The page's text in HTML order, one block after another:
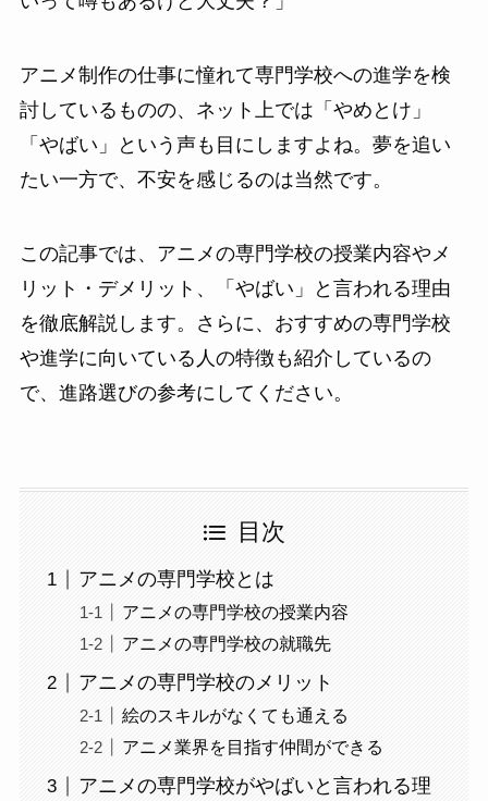
アニメ制作の仕事に憧れて専門学校への進学を検
討しているものの、ネット上では「やめとけ」
「やばい」という声も目にしますよね。夢を追い
たい一方で、不安を感じるのは当然です。
この記事では、アニメの専門学校の授業内容やメ
リット・デメリット、「やばい」と言われる理由
を徹底解説します。さらに、おすすめの専門学校
や進学に向いている人の特徴も紹介しているの
で、進路選びの参考にしてください。
目次
アニメの専門学校とは
アニメの専門学校の授業内容
アニメの専門学校の就職先
アニメの専門学校のメリット
絵のスキルがなくても通える
アニメ業界を目指す仲間ができる
アニメの専門学校がやばいと言われる理